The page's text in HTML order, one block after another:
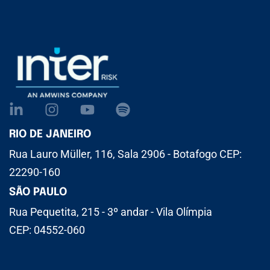
RIO DE JANEIRO
Rua Lauro Müller, 116, Sala 2906 - Botafogo CEP:
22290-160
SÃO PAULO
Rua Pequetita, 215 - 3º andar - Vila Olímpia
CEP: 04552-060